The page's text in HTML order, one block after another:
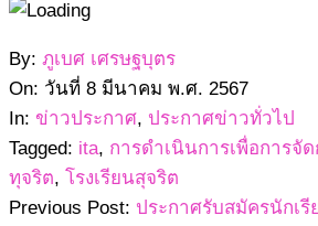
2567-
03-
08
By: ภูเบศ เศรษฐบุตร
On: วันที่ 8 มีนาคม พ.ศ. 2567
In: ข่าวประกาศ, ประกาศข่าวทั่วไป
Tagged: ita, การดำเนินการเพื่อการจั
ทุจริต, โรงเรียนสุจริต
Previous Post: ประกาศรับสมัครนักเ